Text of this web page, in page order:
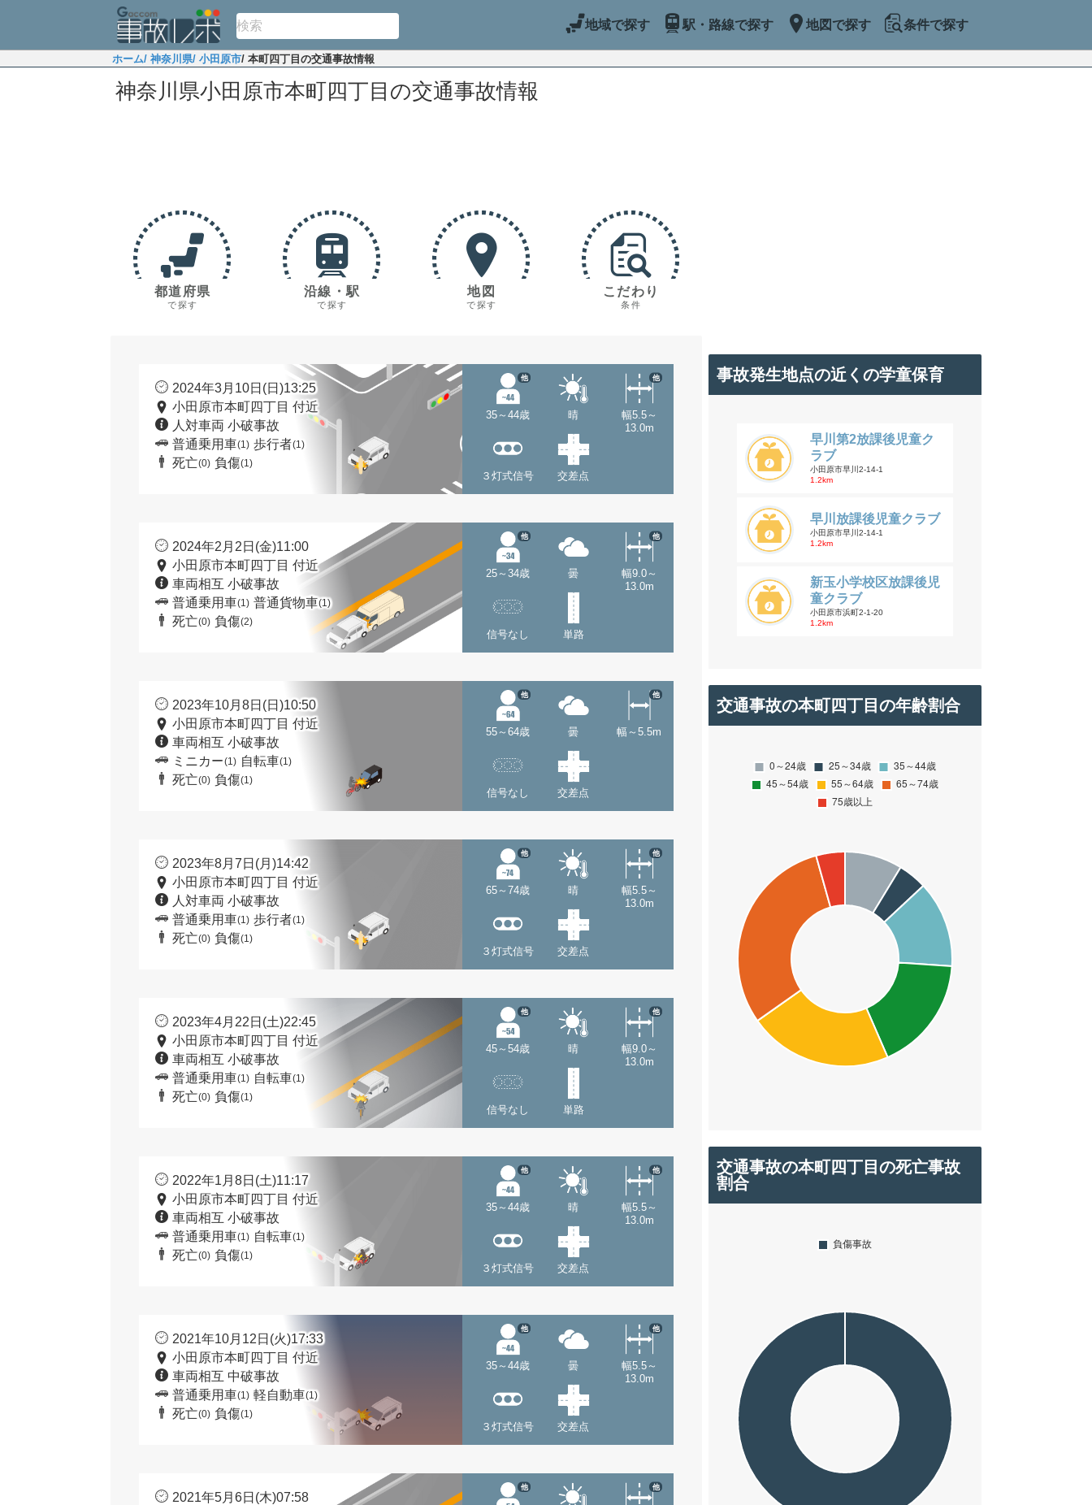
地域で探す 駅・路線で探す 地図で探す 条件で探す
ホーム/ 神奈川県/ 小田原市/ 本町四丁目の交通事故情報
神奈川県小田原市本町四丁目の交通事故情報
都道府県
で探す
沿線・駅
で探す
地図
で探す
こだわり
条件
2024年3月10日(日)13:25
小田原市本町四丁目 付近
人対車両 小破事故
普通乗用車(1) 歩行者(1)
死亡(0) 負傷(1)
35～44歳
他
晴
幅5.5～
13.0m
他
３灯式信号 交差点
2024年2月2日(金)11:00
小田原市本町四丁目 付近
車両相互 小破事故
普通乗用車(1) 普通貨物車(1)
死亡(0) 負傷(2)
25～34歳
他
曇
幅9.0～
13.0m
他
信号なし 単路
2023年10月8日(日)10:50
小田原市本町四丁目 付近
車両相互 小破事故
ミニカー(1) 自転車(1)
死亡(0) 負傷(1)
55～64歳
他
曇 幅～5.5m
他
信号なし 交差点
2023年8月7日(月)14:42
小田原市本町四丁目 付近
人対車両 小破事故
普通乗用車(1) 歩行者(1)
死亡(0) 負傷(1)
65～74歳
他
晴
幅5.5～
13.0m
他
３灯式信号 交差点
2023年4月22日(土)22:45
小田原市本町四丁目 付近
車両相互 小破事故
普通乗用車(1) 自転車(1)
死亡(0) 負傷(1)
45～54歳
他
晴
幅9.0～
13.0m
他
信号なし 単路
2022年1月8日(土)11:17
小田原市本町四丁目 付近
車両相互 小破事故
普通乗用車(1) 自転車(1)
死亡(0) 負傷(1)
35～44歳
他
晴
幅5.5～
13.0m
他
３灯式信号 交差点
2021年10月12日(火)17:33
小田原市本町四丁目 付近
車両相互 中破事故
普通乗用車(1) 軽自動車(1)
死亡(0) 負傷(1)
35～44歳
他
曇
幅5.5～
13.0m
他
３灯式信号 交差点
2021年5月6日(木)07:58
他 他
事故発生地点の近くの学童保育
早川第2放課後児童ク
ラブ
小田原市早川2-14-1
1.2km
早川放課後児童クラブ
小田原市早川2-14-1
1.2km
新玉小学校区放課後児
童クラブ
小田原市浜町2-1-20
1.2km
交通事故の本町四丁目の年齢割合
交通事故の本町四丁目の死亡事故
割合